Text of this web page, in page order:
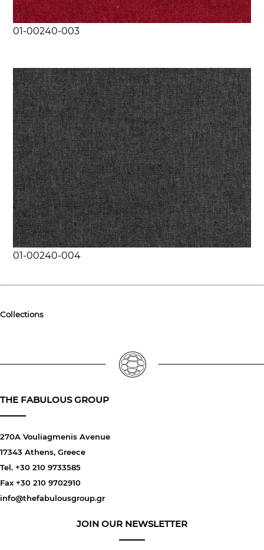
01-00240-003
01-00240-004
Collections
THE FABULOUS GROUP
270A Vouliagmenis Avenue
17343 Athens, Greece
Tel. +30 210 9733585
Fax +30 210 9702910
info@thefabulousgroup.gr
JOIN OUR NEWSLETTER